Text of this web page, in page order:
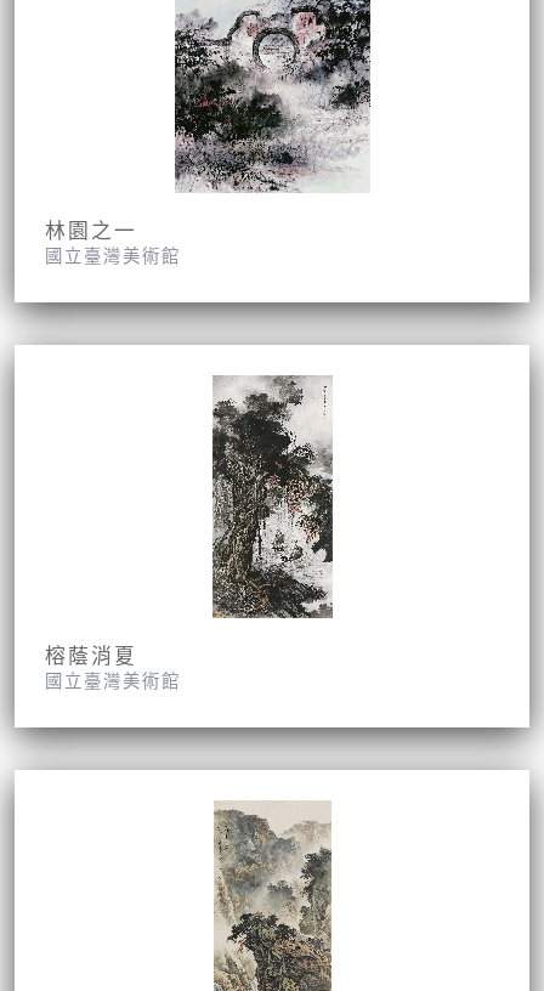
林園之一
國立臺灣美術館
榕蔭消夏
國立臺灣美術館